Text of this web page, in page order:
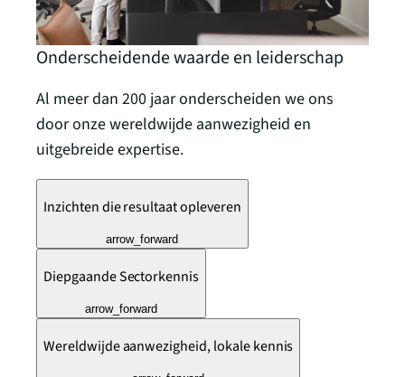
Onderscheidende waarde en leiderschap
Al meer dan 200 jaar onderscheiden we ons
door onze wereldwijde aanwezigheid en
uitgebreide expertise.
Inzichten die resultaat opleveren
arrow_forward
Diepgaande Sectorkennis
arrow_forward
Wereldwijde aanwezigheid, lokale kennis